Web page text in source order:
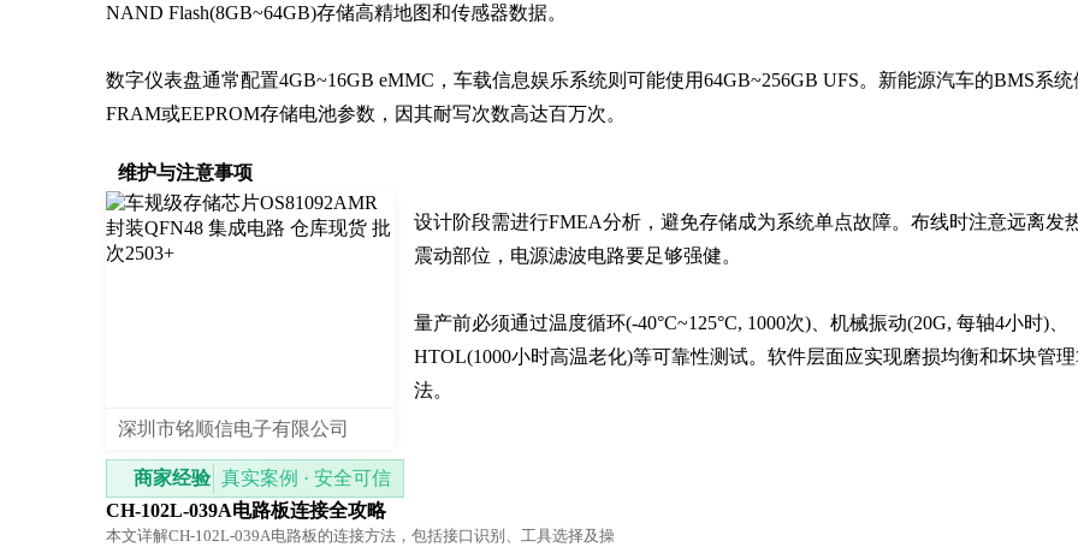
NAND Flash(8GB~64GB)存储高精地图和传感器数据。
数字仪表盘通常配置4GB~16GB eMMC，车载信息娱乐系统则可能使用64GB~256GB UFS。新能源汽车的BMS系统
FRAM或EEPROM存储电池参数，因其耐写次数高达百万次。
维护与注意事项
深圳市铭顺信电子有限公司
设计阶段需进行FMEA分析，避免存储成为系统单点故障。布线时注意远离发
震动部位，电源滤波电路要足够强健。
量产前必须通过温度循环(-40°C~125°C, 1000次)、机械振动(20G, 每轴4小时)、
HTOL(1000小时高温老化)等可靠性测试。软件层面应实现磨损均衡和坏块管
法。
商家经验 真实案例 · 安全可信
CH-102L-039A电路板连接全攻略
本文详解CH-102L-039A电路板的连接方法，包括接口识别、工具选择及操